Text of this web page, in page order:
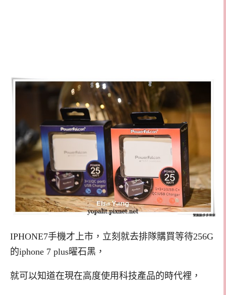
IPHONE7手機才上市，立刻就去排隊購買等待256G
的iphone 7 plus曜石黑，
就可以知道在現在高度使用科技產品的時代裡，